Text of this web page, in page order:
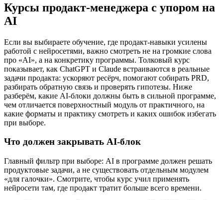
Курсы продакт-менеджера с упором на
AI
Если вы выбираете обучение, где продакт-навыки усилены
работой с нейросетями, важно смотреть не на громкие слова
про «AI», а на конкретику программы. Толковый курс
показывает, как ChatGPT и Claude встраиваются в реальные
задачи продакта: ускоряют ресёрч, помогают собирать PRD,
разбирать обратную связь и проверять гипотезы. Ниже
разберём, какие AI-блоки должны быть в сильной программе,
чем отличается поверхностный модуль от практичного, на
какие форматы и практику смотреть и каких ошибок избегать
при выборе.
Что должен закрывать AI-блок
Главный фильтр при выборе: AI в программе должен решать
продуктовые задачи, а не существовать отдельным модулем
«для галочки». Смотрите, чтобы курс учил применять
нейросети там, где продакт тратит больше всего времени.